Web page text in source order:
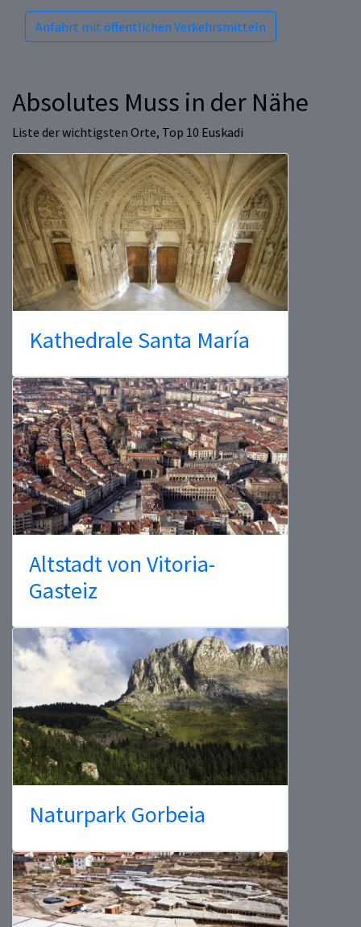
Anfahrt mit öffentlichen Verkehrsmitteln
Absolutes Muss in der Nähe
Liste der wichtigsten Orte, Top 10 Euskadi
Kathedrale Santa María
Altstadt von Vitoria-
Gasteiz
Naturpark Gorbeia